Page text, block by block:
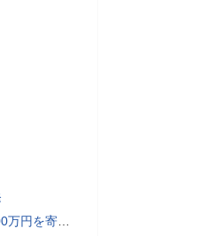
ことを願っています」